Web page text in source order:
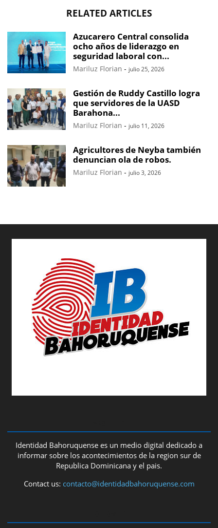
RELATED ARTICLES
Azucarero Central consolida
ocho años de liderazgo en
seguridad laboral con...
Mariluz Florian - julio 25, 2026
Gestión de Ruddy Castillo logra
que servidores de la UASD
Barahona...
Mariluz Florian - julio 11, 2026
Agricultores de Neyba también
denuncian ola de robos.
Mariluz Florian - julio 3, 2026
Identidad Bahoruquense es un medio digital dedicado a
informar sobre los acontecimientos de la region sur de
Republica Dominicana y el pais.
Contact us: contacto@identidadbahoruquense.com